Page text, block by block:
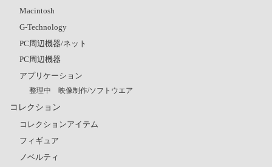
Macintosh
G-Technology
PC周辺機器/ネット
PC周辺機器
アプリケーション
整理中 映像制作/ソフトウエア
コレクション
コレクションアイテム
フィギュア
ノベルティ